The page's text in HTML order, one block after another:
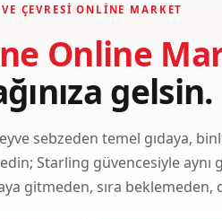
ÇEVRESI ONLINE MARKET
Online
gelsin.
sebzeden temel gıdaya,
Starling güvencesiyle aynı
gitmeden, sıra beklemeden,